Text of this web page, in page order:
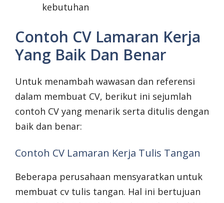
kebutuhan
Contoh CV Lamaran Kerja
Yang Baik Dan Benar
Untuk menambah wawasan dan referensi
dalam membuat CV, berikut ini sejumlah
contoh CV yang menarik serta ditulis dengan
baik dan benar:
Contoh CV Lamaran Kerja Tulis Tangan
Beberapa perusahaan mensyaratkan untuk
membuat cv tulis tangan. Hal ini bertujuan